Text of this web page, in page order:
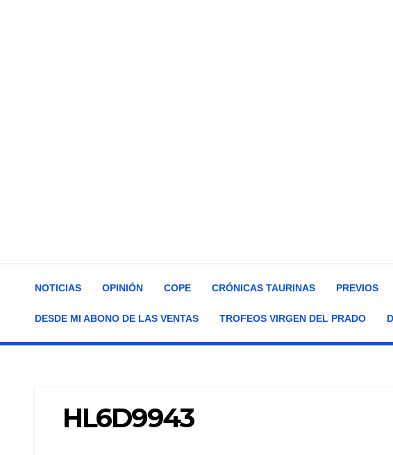
NOTICIAS OPINIÓN COPE CRÓNICAS TAURINAS PREVIOS
DESDE MI ABONO DE LAS VENTAS TROFEOS VIRGEN DEL PRADO
HL6D9943